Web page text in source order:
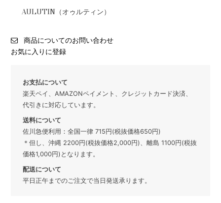
AULUTIN（オゥルティン）
商品についてのお問い合わせ
お気に入りに登録
お支払について
楽天ペイ、AMAZONペイメント、クレジットカード決済、
代引きに対応しています。
送料について
佐川急便利用：全国一律 715円(税抜価格650円)
＊但し、沖縄 2200円(税抜価格2,000円)、離島 1100円(税抜
価格1,000円)となります。
配送について
平日正午までのご注文で当日発送承ります。